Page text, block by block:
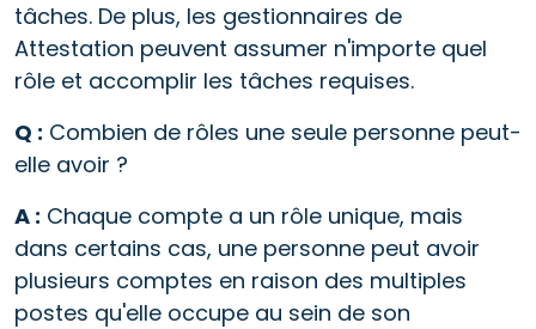
tâches. De plus, les gestionnaires de
Attestation peuvent assumer n'importe quel
rôle et accomplir les tâches requises.
Q : Combien de rôles une seule personne peut-
elle avoir ?
A : Chaque compte a un rôle unique, mais
dans certains cas, une personne peut avoir
plusieurs comptes en raison des multiples
postes qu'elle occupe au sein de son